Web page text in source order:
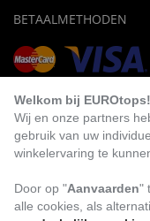
BETAALMETHODEN
BEZOEK ONS
Welkom bij EUROtops!
Wij en onze partners
gebruik van uw
winkelervaring te
Door op "Aanvaarden"
alle cookies, als